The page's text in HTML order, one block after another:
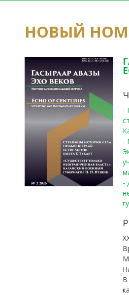
НОВЫЙ
-
-
-
В